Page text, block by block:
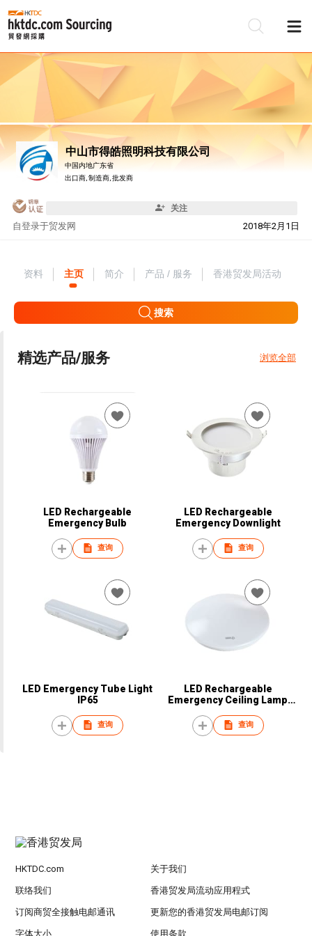
中山市得皓照明科技有限公司
中国内地广东省
出口商, 制造商, 批发商
关注
自 2018年2月1日
登录于贸发网
资料 主页 简介 产品 / 服务 香港贸发局活动
搜索
精选产品/服务 浏览全部
LED Rechargeable
Emergency Bulb
查询
LED Rechargeable
Emergency Downlight
查询
LED Emergency Tube Light
IP65
查询
LED Rechargeable
Emergency Ceiling Lamp
查询
HKTDC.com 关于我们
联络我们 香港贸发局流动应用程式
订阅商贸全接触电邮通讯 更新您的香港贸发局电邮订阅
字体大小 使用条款